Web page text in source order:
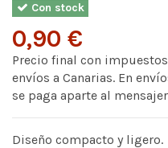
Con stock
0,90 €
Precio final con
envíos a Canarias. En
se paga aparte al
Diseño compacto y ligero.